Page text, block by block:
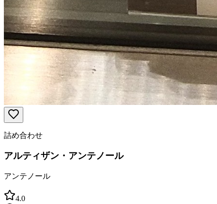
詰め合わせ
アルティザン・アンテノール
アンテノール
4.0